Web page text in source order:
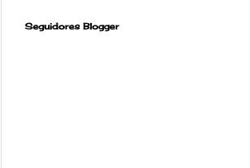
Seguidores Blogger